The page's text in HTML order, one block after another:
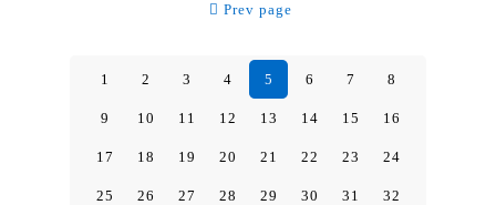
Prev page
1 2 3 4 5 6 7 8
9 10 11 12 13 14 15 16
17 18 19 20 21 22 23 24
25 26 27 28 29 30 31 32